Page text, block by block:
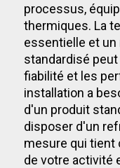
processus,
thermiques. La
essentielle et
standardisé
fiabilité et les
installation a
d'un produit
disposer d'un
mesure qui tient
de votre activité